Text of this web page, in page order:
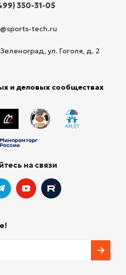
350-31-05
tech.ru
ул. Гоголя, д. 2
и деловых сообществах
на связи